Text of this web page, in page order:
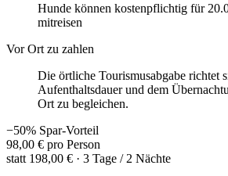
Hunde können kostenpflichtig für
mitreisen
Vor Ort zu zahlen
Die örtliche Tourismusabgabe richtet
Aufenthaltsdauer und dem
Ort zu begleichen.
−50% Spar-Vorteil
98,00 € pro Person
statt 198,00 € · 3 Tage / 2 Nächte